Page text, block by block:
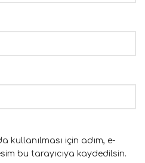
kullanılması için adım, e-
bu tarayıcıya kaydedilsin.